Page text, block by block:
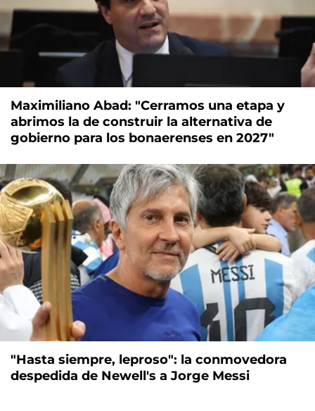
Maximiliano Abad: "Cerramos una etapa y
abrimos la de construir la alternativa de
gobierno para los bonaerenses en 2027"
"Hasta siempre, leproso": la conmovedora
despedida de Newell's a Jorge Messi